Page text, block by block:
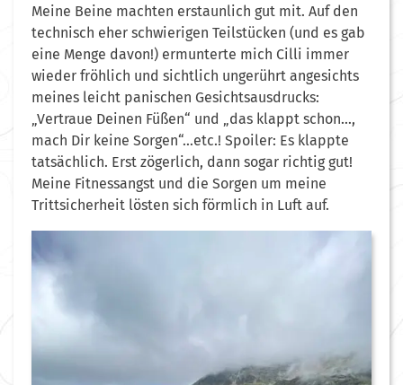
Meine Beine machten erstaunlich gut mit. Auf den
technisch eher schwierigen Teilstücken (und es gab
eine Menge davon!) ermunterte mich Cilli immer
wieder fröhlich und sichtlich ungerührt angesichts
meines leicht panischen Gesichtsausdrucks:
„Vertraue Deinen Füßen“ und „das klappt schon…,
mach Dir keine Sorgen“…etc.! Spoiler: Es klappte
tatsächlich. Erst zögerlich, dann sogar richtig gut!
Meine Fitnessangst und die Sorgen um meine
Trittsicherheit lösten sich förmlich in Luft auf.